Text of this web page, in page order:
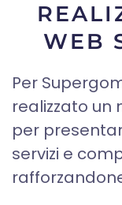
WEB
Per
realizzato un
per
servizi e